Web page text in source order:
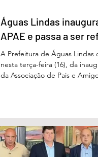
Águas Lindas
APAE e passa a ser
A Prefeitura de Águas Lindas
nesta terça-feira (16), da
da Associação de Pais e
avanço nas políticas públicas
especializada e atendimento
pessoas com deficiência. A
projetada para oferecer